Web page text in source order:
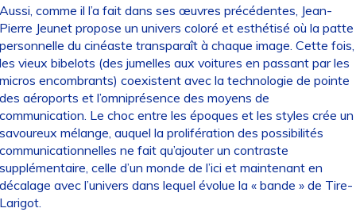
comme il l’a fait dans ses œuvres précédentes, Jean-
Jeunet propose un univers coloré et esthétisé où la patte
du cinéaste transparaît à chaque image. Cette fois,
vieux bibelots (des jumelles aux voitures en passant par les
encombrants) coexistent avec la technologie de pointe
aéroports et l’omniprésence des moyens de
Le choc entre les époques et les styles crée un
mélange, auquel la prolifération des possibilités
ne fait qu’ajouter un contraste
celle d’un monde de l’ici et maintenant en
avec l’univers dans lequel évolue la « bande » de Tire-